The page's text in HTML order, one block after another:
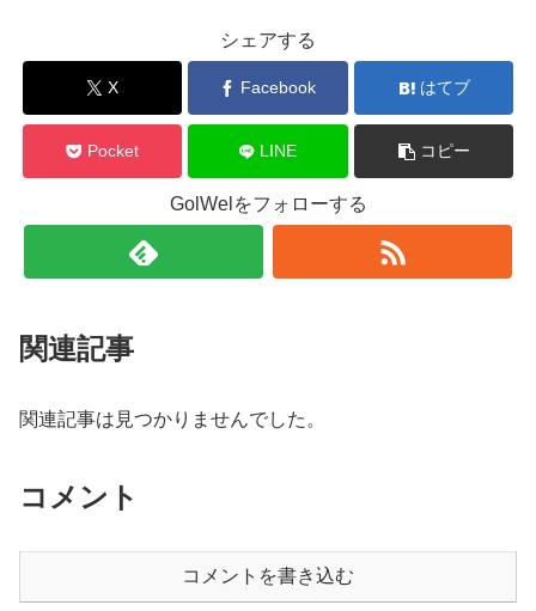
シェアする
X Facebook はてブ
Pocket LINE コピー
GolWelをフォローする
関連記事
関連記事は見つかりませんでした。
コメント
コメントを書き込む